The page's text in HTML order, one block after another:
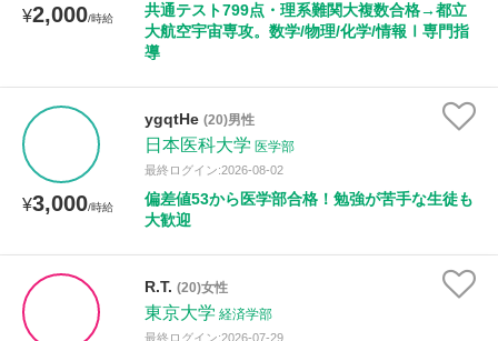
¥2,000/時給
共通テスト799点・理系難関大複数合格→都立
大航空宇宙専攻。数学/物理/化学/情報Ⅰ専門指
導
¥3,000/時給
ygqtHe (20)男性
日本医科大学 医学部
最終ログイン:2026-08-02
偏差値53から医学部合格！勉強が苦手な生徒も
大歓迎
R.T. (20)女性
東京大学 経済学部
最終ログイン:2026-07-29